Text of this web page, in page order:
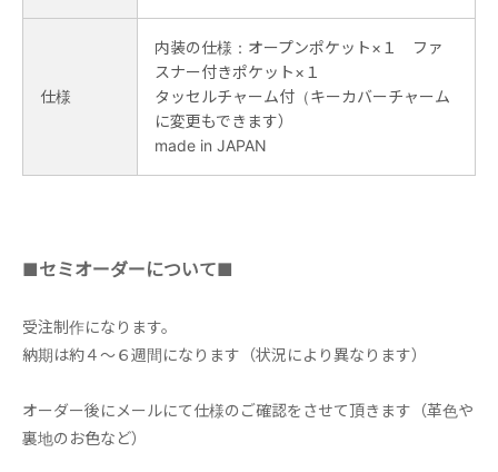
仕様
内装の仕様：オープンポケット×１ ファ
スナー付きポケット×１
タッセルチャーム付（キーカバーチャーム
に変更もできます）
made in JAPAN
■セミオーダーについて■
受注制作になります。
納期は約４～６週間になります（状況により異なります）
オーダー後にメールにて仕様のご確認をさせて頂きます（革色や
裏地のお色など）